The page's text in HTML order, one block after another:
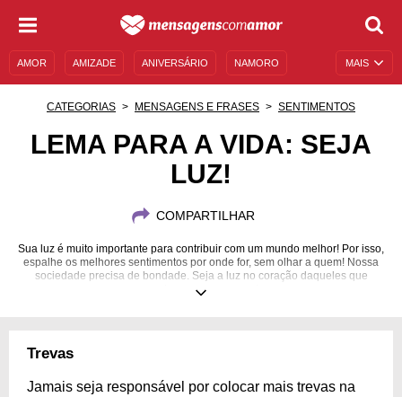
MAIS
AMOR AMIZADE ANIVERSÁRIO NAMORO
MENSAGENS DE ANIVERSÁRIO
CATEGORIAS MENSAGENS E FRASES SENTIMENTOS
LEMA PARA A VIDA: SEJA
LUZ!
COMPARTILHAR
Sua luz é muito importante para contribuir com um mundo melhor! Por isso,
espalhe os melhores sentimentos por onde for, sem olhar a quem! Nossa
sociedade precisa de bondade. Seja a luz no coração daqueles que
perderam a esperança!
Trevas
Jamais seja responsável por colocar mais trevas na